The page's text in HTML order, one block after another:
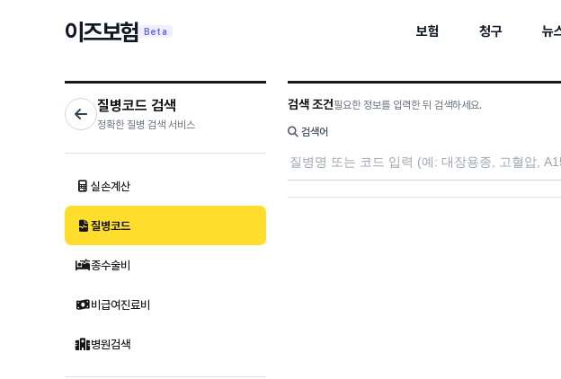
이즈보험 Beta 보험 청구 뉴
질병코드 검색
정확한 질병 검색 서비스
실손계산
질병코드
종수술비
비급여진료비
병원검색
검색 조건필요한 정보를 입력한 뒤 검색하세요.
검색어